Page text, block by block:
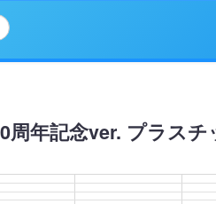
年記念ver. プラス